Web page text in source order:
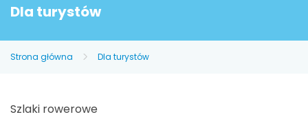
Dla turystów
Strona główna Dla turystów
Szlaki rowerowe